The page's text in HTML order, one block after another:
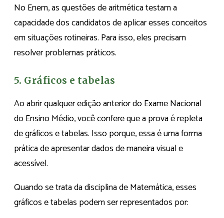
No Enem, as questões de aritmética testam a
capacidade dos candidatos de aplicar esses conceitos
em situações rotineiras. Para isso, eles precisam
resolver problemas práticos.
5. Gráficos e tabelas
Ao abrir qualquer edição anterior do Exame Nacional
do Ensino Médio, você confere que a prova é repleta
de gráficos e tabelas. Isso porque, essa é uma forma
prática de apresentar dados de maneira visual e
acessível.
Quando se trata da disciplina de Matemática, esses
gráficos e tabelas podem ser representados por: